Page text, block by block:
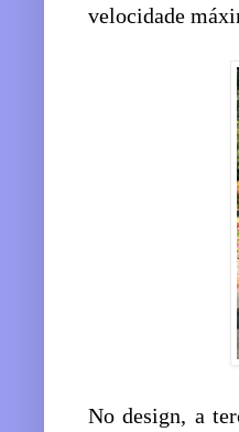
velocidade
No design, a